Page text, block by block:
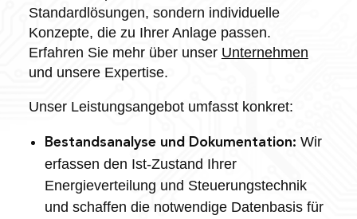
Standardlösungen, sondern individuelle
Konzepte, die zu Ihrer Anlage passen.
Erfahren Sie mehr über unser Unternehmen
und unsere Expertise.
Unser Leistungsangebot umfasst konkret:
Bestandsanalyse und Dokumentation: Wir
erfassen den Ist-Zustand Ihrer
Energieverteilung und Steuerungstechnik
und schaffen die notwendige Datenbasis für